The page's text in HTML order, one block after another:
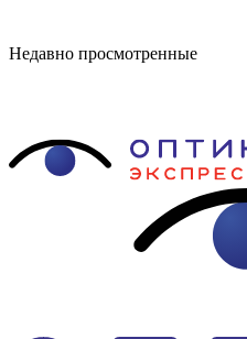
Недавно просмотренные